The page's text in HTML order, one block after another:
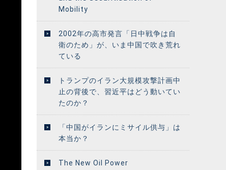
Mobility
2002年の高市発言「日中戦争は自
衛のため」が、いま中国で吹き荒れ
ている
トランプのイラン大規模攻撃計画中
止の背後で、習近平はどう動いてい
たのか？
「中国がイランにミサイル供与」は
本当か？
The New Oil Power